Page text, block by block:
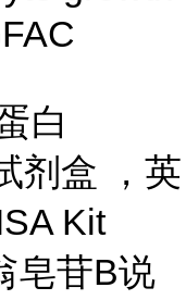
白
剂盒 ，英
Kit
皂苷B说